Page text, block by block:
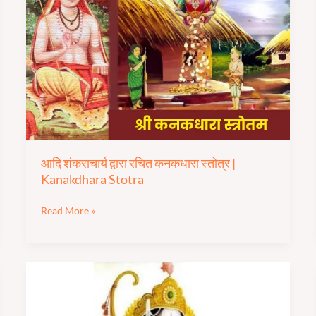
आदि शंकराचार्य द्वारा रचित कनकधारा स्तोत्र |
Kanakdhara Stotra
शंकराचार्य
द्वारा
रचित
कनकधारा
स्तोत्र
|
Kanakdhara
Stotra
Read More »